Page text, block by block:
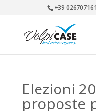
+39
Elezioni
proposte